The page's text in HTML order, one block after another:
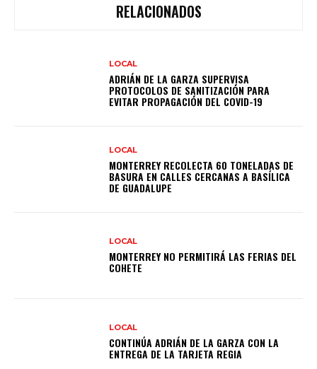
RELACIONADOS
LOCAL
ADRIÁN DE LA GARZA SUPERVISA
PROTOCOLOS DE SANITIZACIÓN PARA
EVITAR PROPAGACIÓN DEL COVID-19
LOCAL
MONTERREY RECOLECTA 60 TONELADAS DE
BASURA EN CALLES CERCANAS A BASÍLICA
DE GUADALUPE
LOCAL
MONTERREY NO PERMITIRÁ LAS FERIAS DEL
COHETE
LOCAL
CONTINÚA ADRIÁN DE LA GARZA CON LA
ENTREGA DE LA TARJETA REGIA